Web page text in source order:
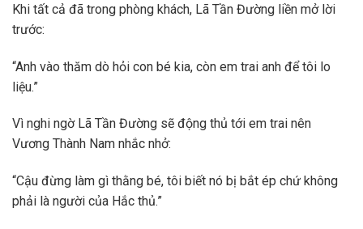
Khi tất cả đã trong phòng khách, Lã Tần Đường liền mở lời
trước:
“Anh vào thăm dò hỏi con bé kia, còn em trai anh để tôi lo
liệu.”
Vì nghi ngờ Lã Tần Đường sẽ động thủ tới em trai nên
Vương Thành Nam nhắc nhở:
“Cậu đừng làm gì thằng bé, tôi biết nó bị bắt ép chứ không
phải là người của Hắc thủ.”